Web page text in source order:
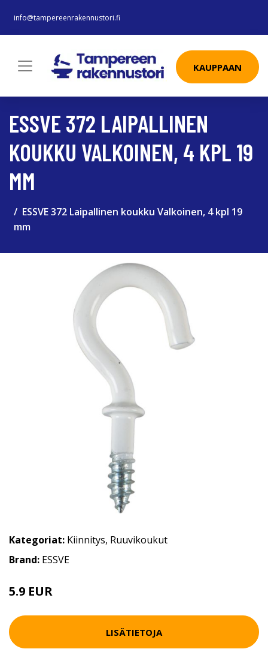
info@tampereenrakennustori.fi
KAUPPAAN
ESSVE 372 LAIPALLINEN
KOUKKU VALKOINEN, 4 KPL 19
MM
ESSVE 372 Laipallinen koukku Valkoinen, 4 kpl 19
mm
Kategoriat: Kiinnitys, Ruuvikoukut
Brand: ESSVE
5.9 EUR
LISÄTIETOJA